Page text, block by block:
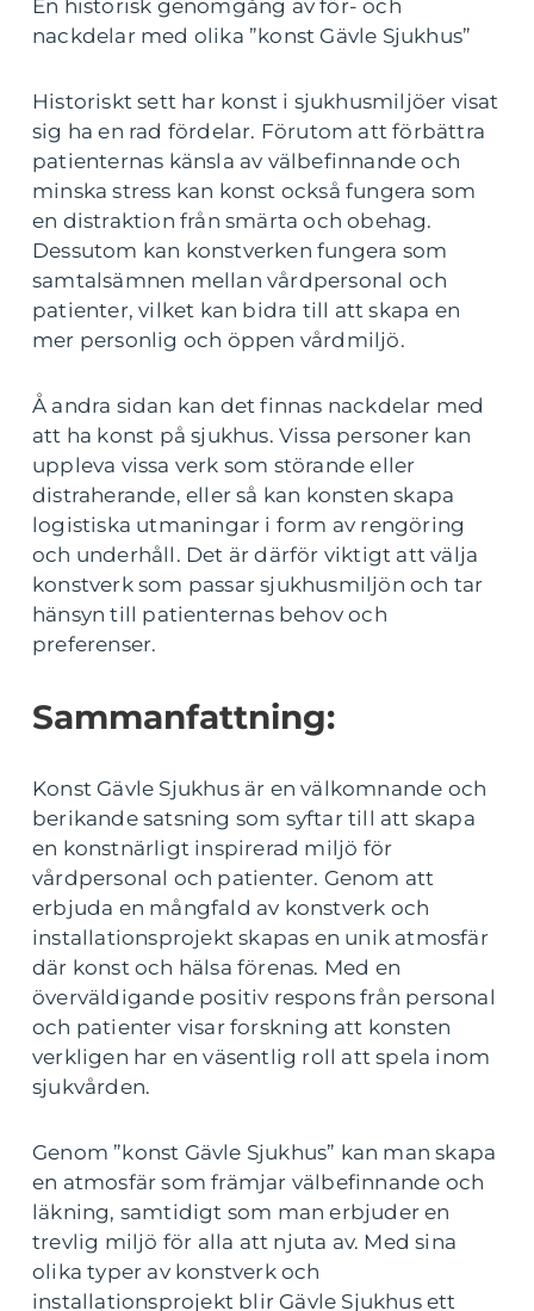
En historisk genomgång av för- och
nackdelar med olika ”konst Gävle Sjukhus”
Historiskt sett har konst i sjukhusmiljöer visat
sig ha en rad fördelar. Förutom att förbättra
patienternas känsla av välbefinnande och
minska stress kan konst också fungera som
en distraktion från smärta och obehag.
Dessutom kan konstverken fungera som
samtalsämnen mellan vårdpersonal och
patienter, vilket kan bidra till att skapa en
mer personlig och öppen vårdmiljö.
Å andra sidan kan det finnas nackdelar med
att ha konst på sjukhus. Vissa personer kan
uppleva vissa verk som störande eller
distraherande, eller så kan konsten skapa
logistiska utmaningar i form av rengöring
och underhåll. Det är därför viktigt att välja
konstverk som passar sjukhusmiljön och tar
hänsyn till patienternas behov och
preferenser.
Sammanfattning:
Konst Gävle Sjukhus är en välkomnande och
berikande satsning som syftar till att skapa
en konstnärligt inspirerad miljö för
vårdpersonal och patienter. Genom att
erbjuda en mångfald av konstverk och
installationsprojekt skapas en unik atmosfär
där konst och hälsa förenas. Med en
överväldigande positiv respons från personal
och patienter visar forskning att konsten
verkligen har en väsentlig roll att spela inom
sjukvården.
Genom ”konst Gävle Sjukhus” kan man skapa
en atmosfär som främjar välbefinnande och
läkning, samtidigt som man erbjuder en
trevlig miljö för alla att njuta av. Med sina
olika typer av konstverk och
installationsprojekt blir Gävle Sjukhus ett